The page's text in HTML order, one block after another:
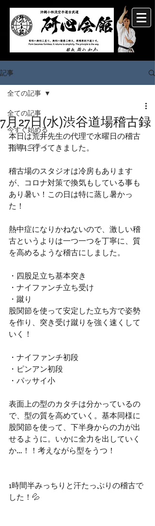
記事
全ての記事
今すぐ始める
コミュニティ
全ての記事
7月27日(水)渋谷道場稽古録
本日は荒井先生の代理で水曜日の稽古
指導に行ってきました。
稽古場のスタジオは冷房もあります
が、コロナ対策で換気もしている事も
あり暑い！この日は特に蒸し暑かっ
た！
熱中症になりかねないので、激しい稽
古というよりは一つ一つを丁寧に、質
を高めるような稽古にしました。
・四股足立ち基本突き
・ナイファンチ立ち受け
・蹴り
股関節を使って安定した立ち方で姿勢
を作り、突き受け蹴りを強く速くして
いく！
・ナイファンチ初段
・ピンアン初段
・パッサイ小
表面上の型のカタチは分かっているの
で、型の質を高めていく。基本同様に
股関節を使って、下半身からの力が出
せるように。いかに全力を出していく
か…！！考えながら型をうつ！
1時間半みっちりと汗たっぷりの稽古で
した！💦